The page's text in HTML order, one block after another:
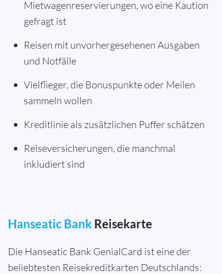
Mietwagenreservierungen, wo eine Kaution
gefragt ist
Reisen mit unvorhergesehenen Ausgaben
und Notfälle
Vielflieger, die Bonuspunkte oder Meilen
sammeln wollen
Kreditlinie als zusätzlichen Puffer schätzen
Reiseversicherungen, die manchmal
inkludiert sind
Hanseatic Bank Reisekarte
Die Hanseatic Bank GenialCard ist eine der
beliebtesten Reisekreditkarten Deutschlands: